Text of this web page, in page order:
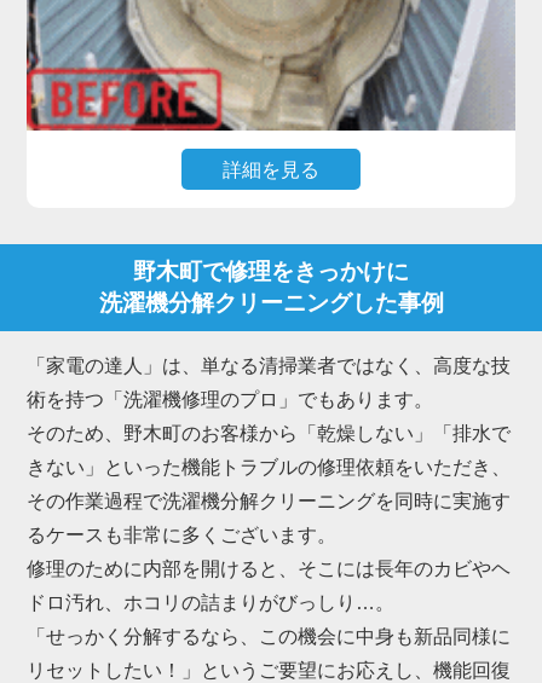
私たち「家電の達人」は、洗濯槽を丸ごと取り外し
て物理的に削ぎ落とす洗濯機分解クリーニングのプ
ロフェッショナルです。
野木町にお住まいのお客様からも、「新品みたいに
ピカピカになった」「嫌なニオイが消えて柔軟剤の
香りが戻った」と多くの喜びの声をいただいていま
詳細を見る
「乾燥時間が長くなった」「乾かない・生乾きにな
る」「乾燥中にエラーで止まる」といったトラブル
これらは内部のダクトや熱交換器にホコリが詰まる
ことが主な原因で、放置すると故障に繋がります。
また、排水ホース内部に繊維くずやヘドロ状の汚れ
が溜まり、「排水されない」「排水エラーが出る」
という不具合も野木町で急増しています。
これらは構造上、ご家庭でのお手入れには限界があ
るため、プロによる洗濯機分解クリーニングが不可
欠です。
「家電の達人」では、野木町にて数多くの洗濯機分
野木町で修理をきっかけに
洗濯機分解クリーニングした事例
「家電の達人」は、単なる清掃業者ではなく、高度な技
術を持つ「洗濯機修理のプロ」でもあります。
そのため、野木町のお客様から「乾燥しない」「排水で
きない」といった機能トラブルの修理依頼をいただき、
その作業過程で洗濯機分解クリーニングを同時に実施す
るケースも非常に多くございます。
修理のために内部を開けると、そこには長年のカビやヘ
ドロ汚れ、ホコリの詰まりがびっしり…。
「せっかく分解するなら、この機会に中身も新品同様に
リセットしたい！」というご要望にお応えし、機能回復